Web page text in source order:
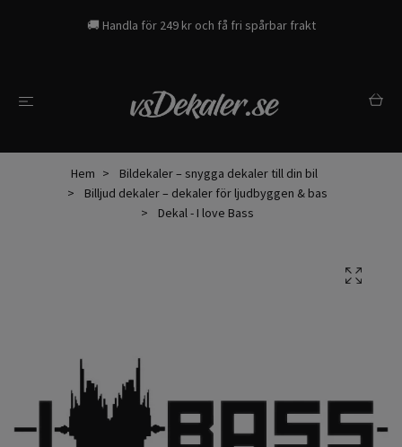
🚚 Handla för 249 kr och få fri spårbar frakt
Hem
Bildekaler – snygga dekaler till din bil
Billjud dekaler – dekaler för ljudbyggen & bas
Dekal - I love Bass